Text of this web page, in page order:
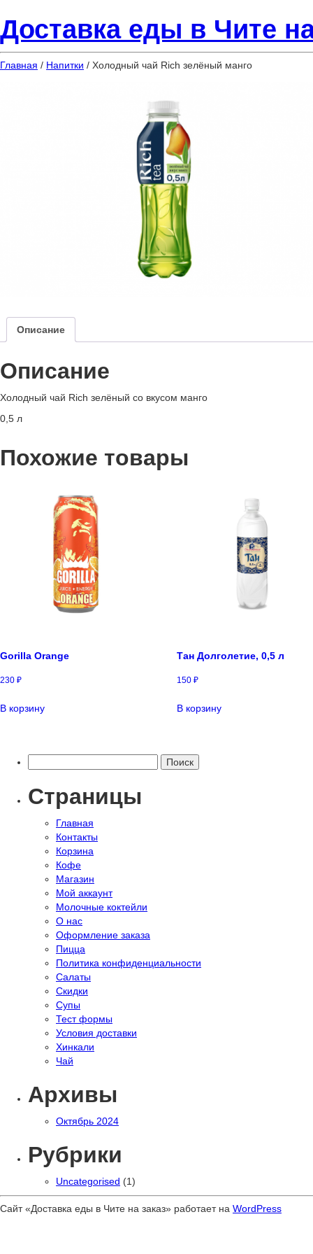
Доставка еды в Чите
Главная / Напитки / Холодный чай Rich зелёный манго
Описание
Описание
Холодный чай Rich зелёный со вкусом манго
0,5 л
Похожие товары
Gorilla Orange
230 ₽
В корзину
Тан Долголетие, 0,5 л
150₽
В корзину
Страницы
Главная
Контакты
Корзина
Кофе
Магазин
Мой аккаунт
Молочные коктейли
О нас
Оформление заказа
Пицца
Политика конфиденциальности
Салаты
Скидки
Супы
Тест формы
Условия доставки
Хинкали
Чай
Архивы
Октябрь 2024
Рубрики
Uncategorised (1)
Сайт «Доставка еды в Чите на заказ» работает на WordPress